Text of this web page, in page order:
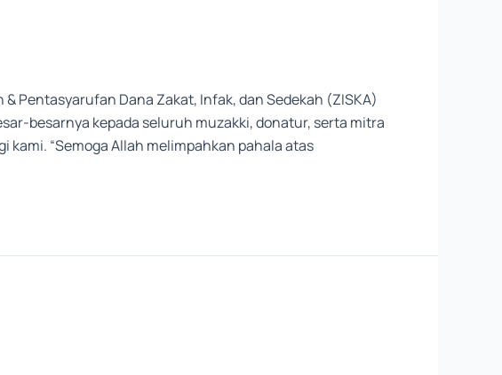
Pentasyarufan Dana Zakat, Infak, dan Sedekah (ZISKA)
besarnya kepada seluruh muzakki, donatur, serta mitra
“Semoga Allah melimpahkan pahala atas